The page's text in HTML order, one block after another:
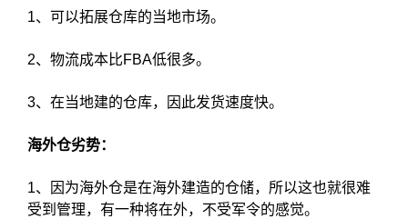
1、可以拓展仓库的当地市场。
2、物流成本比FBA低很多。
3、在当地建的仓库，因此发货速度快。
海外仓劣势：
1、因为海外仓是在海外建造的仓储，所以这也就很难
受到管理，有一种将在外，不受军令的感觉。